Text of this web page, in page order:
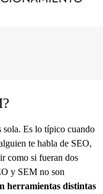
sola. Es lo típico cuando
te habla de SEO,
como si fueran dos
y SEM no son
herramientas distintas